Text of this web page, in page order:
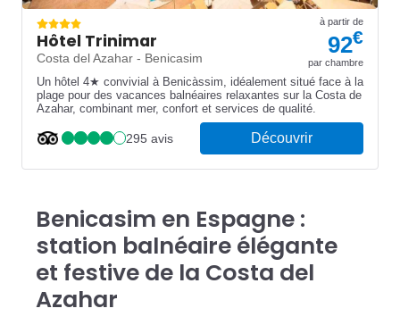
Hôtel Trinimar
Costa del Azahar - Benicasim
à partir de
92€
par chambre
Un hôtel 4★ convivial à Benicàssim, idéalement situé face à la
plage pour des vacances balnéaires relaxantes sur la Costa de
Azahar, combinant mer, confort et services de qualité.
295 avis Découvrir
Benicasim en Espagne :
station balnéaire élégante
et festive de la Costa del
Azahar